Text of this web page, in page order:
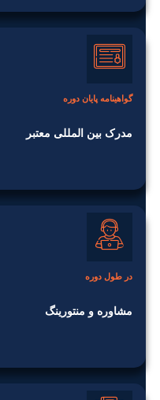
گواهینامه پایان دوره
مدرک بین المللی معتبر
در طول دوره
مشاوره و منتورینگ